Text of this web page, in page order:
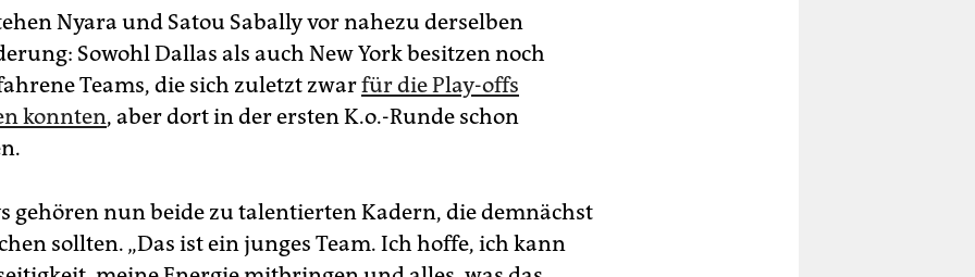
Nyara und Satou Sabally vor nahezu derselben
Sowohl Dallas als auch New York besitzen noch
Teams, die sich zuletzt zwarfür die Play-offs
konnten, aber dort in der ersten K.o.-Runde schon
gehören nun beide zu talentierten Kadern, die demnächst
sollten. „Das ist ein junges Team. Ich hoffe, ich kann